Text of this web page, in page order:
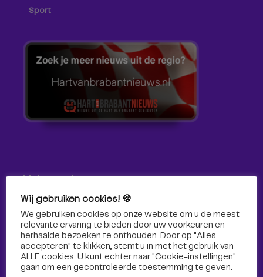
Sport
Volg ons!
Volg Omroep Tilburg niet alleen hier, maar ook via social
media!
Wij gebruiken cookies! 🍪
We gebruiken cookies op onze website om u de meest
relevante ervaring te bieden door uw voorkeuren en
herhaalde bezoeken te onthouden. Door op "Alles
accepteren" te klikken, stemt u in met het gebruik van
ALLE cookies. U kunt echter naar "Cookie-instellingen"
gaan om een ​​gecontroleerde toestemming te geven.